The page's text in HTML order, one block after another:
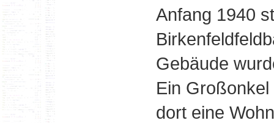
Anfang 1940
Gebäude
Ein
dort eine